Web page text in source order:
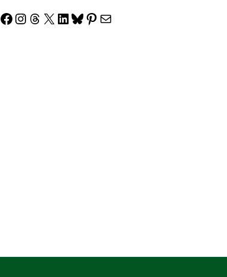
Facebook
Instagram
Threads
X LinkedIn
Bluesky
Pinterest
Correo electrónico